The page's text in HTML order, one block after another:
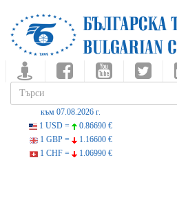
към 07.08.2026 г.
1 USD =
0.86690 €
1 GBP =
1.16600 €
1 CHF =
1.06990 €